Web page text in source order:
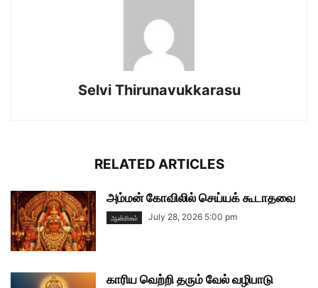
Selvi Thirunavukkarasu
RELATED ARTICLES
அம்மன் கோவிலில் செய்யக் கூடாதவை
ஆன்மிகம் July 28, 2026 5:00 pm
காரிய வெற்றி தரும் வேல் வழிபாடு